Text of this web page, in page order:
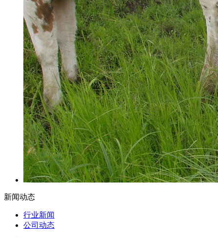
新闻动态
行业新闻
公司动态